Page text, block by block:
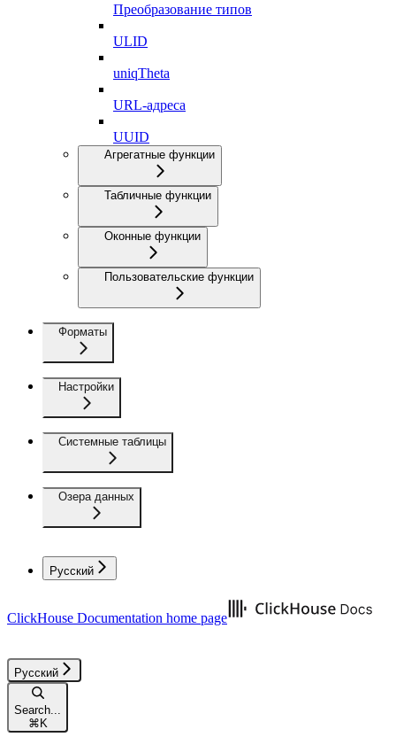
Преобразование типов
ULID
uniqTheta
URL-адреса
UUID
Агрегатные функции
Табличные функции
Оконные функции
Пользовательские функции
Форматы
Настройки
Системные таблицы
Озера данных
Русский
ClickHouse Documentation home page
Русский
Search...
⌘K